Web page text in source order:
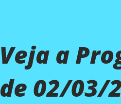
Veja a
de 02/03/